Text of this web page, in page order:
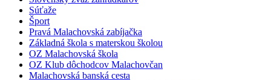
Súťaže
Šport
Pravá Malachovská zabíjačka
Základná škola s materskou školou
OZ Malachovská škola
OZ Klub dôchodcov Malachovčan
Malachovská banská cesta